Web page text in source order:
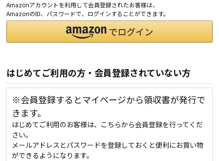
Amazonアカウントを利用して会員登録されたお客様は、
AmazonのID、パスワードで、ログインすることができます。
はじめてご利用の方・会員登録されていない方
※会員登録するとマイページから領収書が発行で
きます。
はじめてご利用のお客様は、こちらから会員登録を行ってくだ
さい。
メールアドレスとパスワードを登録しておくと便利にお買い物
ができるようになります。